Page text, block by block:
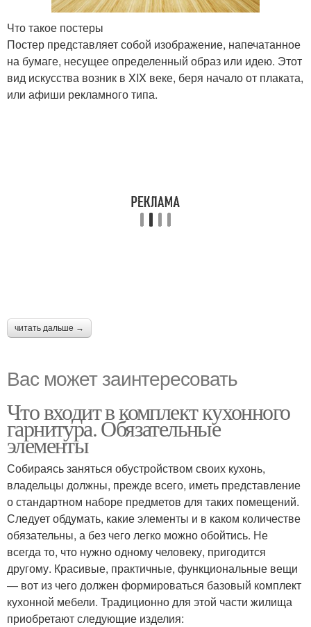
Что такое постеры
Постер представляет собой изображение, напечатанное
на бумаге, несущее определенный образ или идею. Этот
вид искусства возник в XIX веке, беря начало от плаката,
или афиши рекламного типа.
читать дальше →
Вас может заинтересовать
Что входит в комплект кухонного
гарнитура. Обязательные
элементы
Собираясь заняться обустройством своих кухонь,
владельцы должны, прежде всего, иметь представление
о стандартном наборе предметов для таких помещений.
Следует обдумать, какие элементы и в каком количестве
обязательны, а без чего легко можно обойтись. Не
всегда то, что нужно одному человеку, пригодится
другому. Красивые, практичные, функциональные вещи
— вот из чего должен формироваться базовый комплект
кухонной мебели. Традиционно для этой части жилища
приобретают следующие изделия: